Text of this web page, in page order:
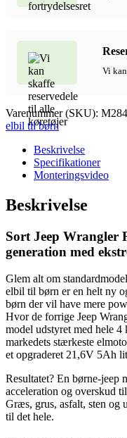
Vi
Varenummer (SKU):
elbil til børn
Beskrivelse
Specifikationer
Monteringsvideo
Beskrivelse
Sort Jeep Wrangler
generation med
Glem alt om
elbil til børn er en helt ny
børn der vil have mere
Hvor de forrige Jeep
model udstyret med hele
markedets stærkeste
et opgraderet 21,6V 5Ah
Resultatet? En børne-jeep
acceleration og overskud
Græs, grus, asfalt, sten og
til det hele.